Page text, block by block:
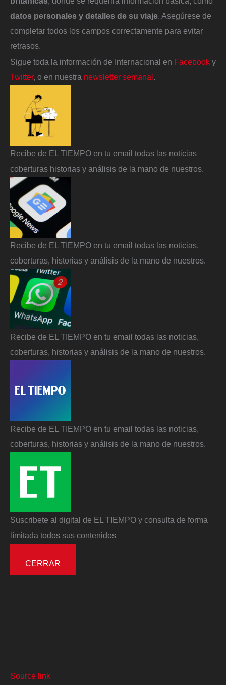
datos personales y detalles de su viaje . Asegúrese de
completar todos los campos correctamente para evitar
retrasos.
Sigue toda la información de Internacional en Facebook y
Twitter, o en nuestra newsletter semanal.
Recibe de EL TIEMPO en tu email todas las noticias
coberturas historias y análisis de la mano de nuestros.
Recibe de EL TIEMPO en tu email todas las noticias,
coberturas, historias y análisis de la mano de nuestros.
Recibe de EL TIEMPO en tu email todas las noticias,
coberturas, historias y análisis de la mano de nuestros.
Recibe de EL TIEMPO en tu email todas las noticias,
coberturas, historias y análisis de la mano de nuestros.
Suscribete al digital de EL TIEMPO y consulta de forma
límitada todos sus contenidos
CERRAR
Source link